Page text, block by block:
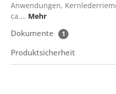
Anwendungen,
ca.… Mehr
Dokumente 1
Produktsicherheit